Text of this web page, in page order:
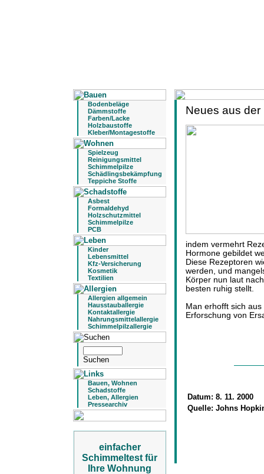
Bodenbeläge
Dämmstoffe
Farben/Lacke
Holzbaustoffe
Kleber/Montagestoffe
Spielzeug
Reinigungsmittel
Schimmelpilze
Schädlingsbekämpfung
Teppiche Stoffe
Asbest
Formaldehyd
Holzschutzmittel
Schimmelpilze
PCB
Kinder
Lebensmittel
Kfz-Versicherung
Kosmetik
Textilien
Allergien allgemein
Hausstauballergie
Kontaktallergie
Nahrungsmittelallergie
Schimmelpilzallergie
Bauen, Wohnen
Schadstoffe
Leben, Allergien
Pressearchiv
einfacher
Schimmeltest für
Ihre Wohnung
Neues aus
indem vermehrt
Hormone gebildet
Diese Rezeptoren
werden, und
Körper nun laut
besten ruhig stellt.
Man erhofft sich
Erforschung von
Datum: 8. 11. 2000
Quelle: Johns